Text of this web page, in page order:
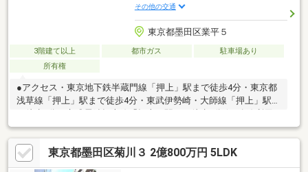
その他の交通
東京都墨田区業平５
3階建て以上 都市ガス
駐車場あり
所有権
●アクセス・東京地下鉄半蔵門線「押上」駅まで徒歩4分・東京都
浅草線「押上」駅まで徒歩4分・東武伊勢崎・大師線「押上」駅ま
で徒歩4分・京成電鉄押上線「押上」駅まで徒歩4分☆4路線利用
可能なため、通勤・通学に便利です☆●土地情報・土地面積
81.16㎡（約24.55坪）・南西・南東角地・南西側接道 幅員約
7.9m 南東側接道 幅員約5.9m●建物情報・平成12年3月築・延床
面積 177.31㎡（約53.63坪） （1階:60.25㎡、2階:58.25㎡、3
東京都墨田区菊川３ 2億800万円 5LDK